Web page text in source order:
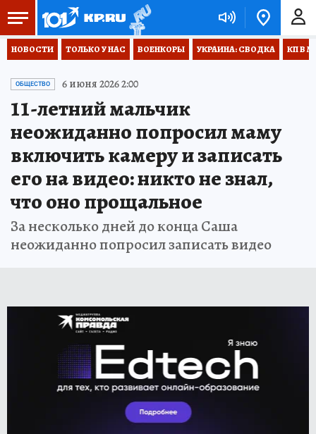
НОВОСТИ ТОЛЬКО У НАС ВОЕНКОРЫ УКРАИНА: СВОДКА КП В
ОБЩЕСТВО 6 июня 2026 2:00
11-летний мальчик
неожиданно попросил маму
включить камеру и записать
его на видео: никто не знал,
что оно прощальное
За несколько дней до конца Саша
неожиданно попросил записать видео